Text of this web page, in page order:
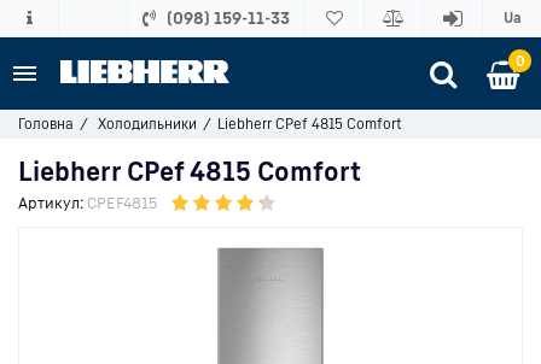
(098) 159-11-33 Ua
0
Головна Холодильники Liebherr CPef 4815 Comfort
Liebherr CPef 4815 Comfort
Артикул: CPEF4815